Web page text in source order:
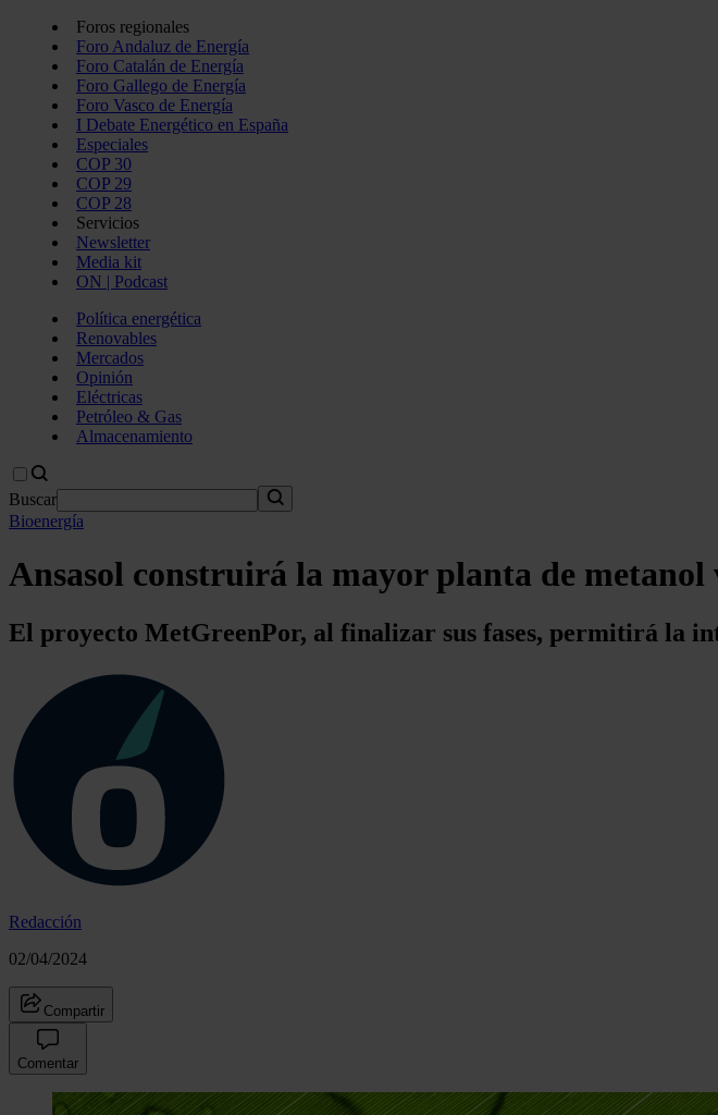
Foros regionales
Foro Andaluz de Energía
Foro Catalán de Energía
Foro Gallego de Energía
Foro Vasco de Energía
I Debate Energético en España
Especiales
COP 30
COP 29
COP 28
Servicios
Newsletter
Media kit
ON | Podcast
Política energética
Renovables
Mercados
Opinión
Eléctricas
Petróleo & Gas
Almacenamiento
Buscar
Bioenergía
Ansasol construirá la mayor planta de
El proyecto MetGreenPor, al finalizar sus fases, permitirá la
Redacción
02/04/2024
Compartir
Comentar